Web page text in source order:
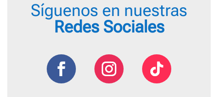
Síguenos en nuestras
Redes Sociales